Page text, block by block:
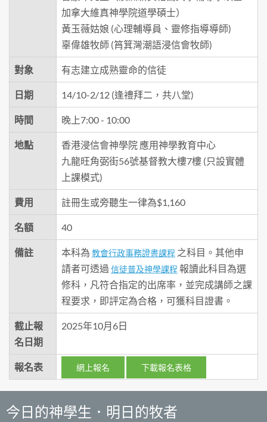
加拿大維真神學院道學碩士）
黃玉薇姑娘 (心理輔導員、靈修指導導師)
辜偉雄牧師 (筲箕灣潮語浸信會牧師)
對象 有志建立成熟靈命的信徒
日期 14/10-2/12 (逢禮拜二，共八堂)
時間 晚上7:00 - 10:00
地點
香港浸信會神學院 應用神學教育中心
九龍旺角弼街56號基督教大樓7樓 (只設實體
上課模式)
費用 註冊生或旁聽生一律為$1,160
名額 40
備註 本科為 教會行政事務證書課程 之科目。其他申
請者可透過 信徒普及神學課程 報讀此科目為選
修科，凡符合指定的出席率，並完成講師之課
程要求，即評定為合格，可獲科目證書。
截止報
名日期
2025年10月6日
報名表 網上報名 下載報名表格
今日的神學生．明日的牧者